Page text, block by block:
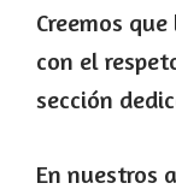
Creemos
con el
sección
En nuestros